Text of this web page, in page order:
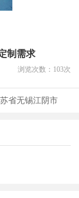
制需求
浏览次数： 103次
省无锡江阴市